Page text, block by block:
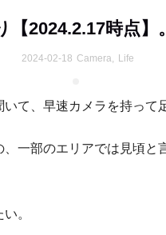
2024.2.17時点】
2024-02-18 Camera Life
て、早速カメラを持って
一部のエリアでは見頃と
。